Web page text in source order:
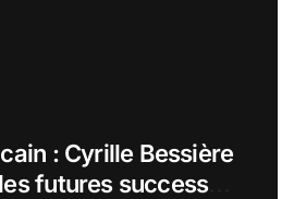
: Cyrille Bessière
futures success